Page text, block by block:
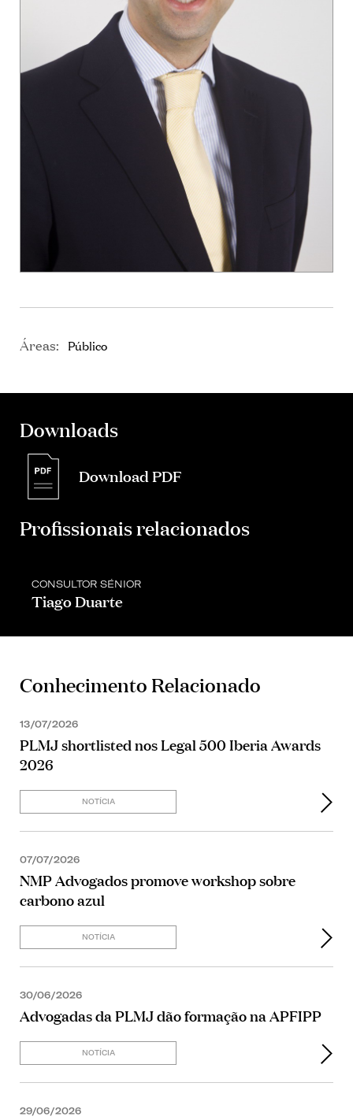
Áreas: Público
Downloads
Download PDF
Profissionais relacionados
CONSULTOR SÉNIOR
Tiago Duarte
Conhecimento Relacionado
13/07/2026
PLMJ shortlisted nos Legal 500 Iberia Awards
2026
NOTÍCIA
07/07/2026
NMP Advogados promove workshop sobre
carbono azul
NOTÍCIA
30/06/2026
Advogadas da PLMJ dão formação na APFIPP
NOTÍCIA
29/06/2026